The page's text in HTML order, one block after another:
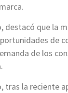
destacó que la
de
de los
tras la reciente